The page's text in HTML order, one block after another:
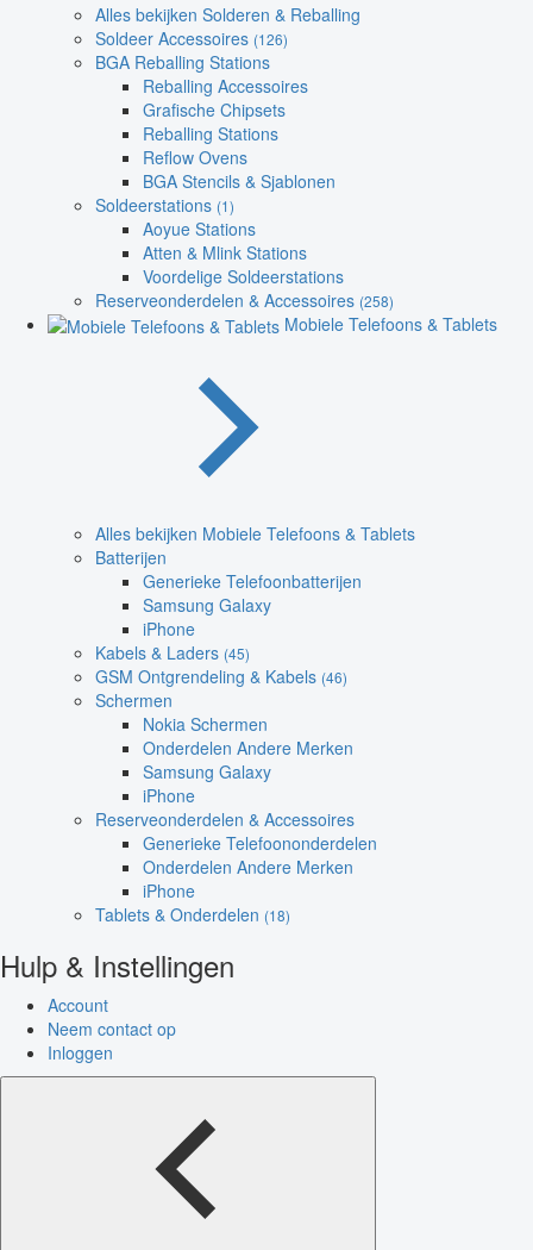
Alles bekijken Solderen & Reballing
Soldeer Accessoires (126)
BGA Reballing Stations
Reballing Accessoires
Grafische Chipsets
Reballing Stations
Reflow Ovens
BGA Stencils & Sjablonen
Soldeerstations (1)
Aoyue Stations
Atten & Mlink Stations
Voordelige Soldeerstations
Reserveonderdelen & Accessoires (258)
Mobiele Telefoons & Tablets
Alles bekijken Mobiele Telefoons & Tablets
Batterijen
Generieke Telefoonbatterijen
Samsung Galaxy
iPhone
Kabels & Laders (45)
GSM Ontgrendeling & Kabels (46)
Schermen
Nokia Schermen
Onderdelen Andere Merken
Samsung Galaxy
iPhone
Reserveonderdelen & Accessoires
Generieke Telefoononderdelen
Onderdelen Andere Merken
iPhone
Tablets & Onderdelen (18)
Hulp & Instellingen
Account
Neem contact op
Inloggen